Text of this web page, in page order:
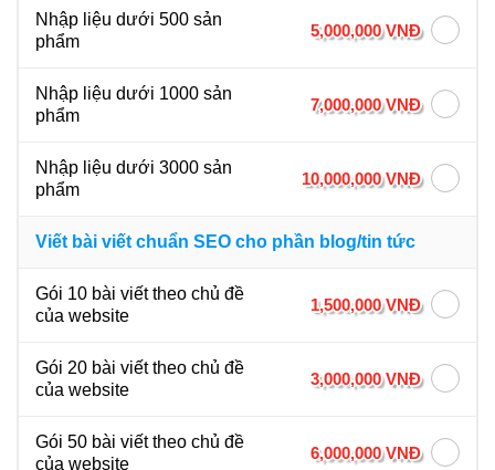
Nhập liệu dưới 500 sản
phẩm
5,000,000 VNĐ
Nhập liệu dưới 1000 sản
phẩm
7,000,000 VNĐ
Nhập liệu dưới 3000 sản
phẩm
10,000,000 VNĐ
Viết bài viết chuẩn SEO cho phần blog/tin tức
Gói 10 bài viết theo chủ đề
của website
1,500,000 VNĐ
Gói 20 bài viết theo chủ đề
của website
3,000,000 VNĐ
Gói 50 bài viết theo chủ đề
của website
6,000,000 VNĐ